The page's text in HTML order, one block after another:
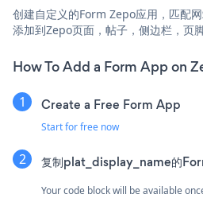
创建自定义的Form Zepo应用，匹配
添加到Zepo页面，帖子，侧边栏，页
How To Add a Form App on
Create a Free Form App
Start for free now
复制plat_display_name的
Your code block will be available